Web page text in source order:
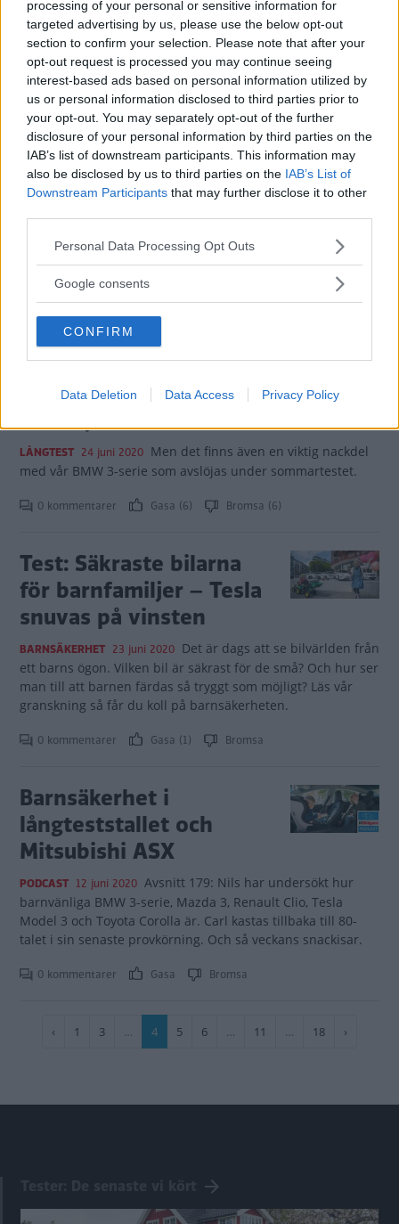
processing of your personal or sensitive information for
targeted advertising by us, please use the below opt-out
section to confirm your selection. Please note that after your
opt-out request is processed you may continue seeing
interest-based ads based on personal information utilized by
us or personal information disclosed to third parties prior to
your opt-out. You may separately opt-out of the further
disclosure of your personal information by third parties on the
IAB’s list of downstream participants. This information may
also be disclosed by us to third parties on the IAB’s List of
Downstream Participants that may further disclose it to other
Please note that this website/app uses one or more Google
not limited to your visit or usage behaviour. You may click to
use your data for below specified purposes in below Google
consent section.
Personal Data Processing Opt Outs
Google consents
CONFIRM
Data Deletion Data Access Privacy Policy
XC40 (2020)
LJUS 7 juli 2020 Så bra är ljuset i laddhybridsuvarna.
0 kommentarer Gasa Bromsa
Test av
klimatanläggningar i
sommarvärmen – Tesla
överraskar
LÅNGTEST 26 juni 2020 Sommarsolen innebär att det snabbt
kan bli outhärdligt varmt i bilen. Vårt test av fem
klimatanläggningar visar stora skillnader i hur effektiva och
snabba de är.
0 kommentarer
”Det här är långtestets
klart tystaste bil”
LÅNGTEST 24 juni 2020 Men det finns även en viktig nackdel
med vår BMW 3-serie som avslöjas under sommartestet.
0 kommentarer Gasa (6) Bromsa (6)
Test: Säkraste bilarna
för barnfamiljer – Tesla
snuvas på vinsten
BARNSÄKERHET 23 juni 2020 Det är dags att se bilvärlden från
ett barns ögon. Vilken bil är säkrast för de små? Och hur ser
man till att barnen färdas så tryggt som möjligt? Läs vår
granskning så får du koll på barnsäkerheten.
0 kommentarer Gasa (1) Bromsa
Barnsäkerhet i
långteststallet och
Mitsubishi ASX
PODCAST 12 juni 2020 Avsnitt 179: Nils har undersökt hur
barnvänliga BMW 3-serie, Mazda 3, Renault Clio, Tesla
Model 3 och Toyota Corolla är. Carl kastas tillbaka till 80-
talet i sin senaste provkörning. Och så veckans snackisar.
0 kommentarer Gasa Bromsa
Paginering
Föregående
‹ Sida
1 Sida
3 …
Nuvarande
4 Sida
5 Sida
6 … Sida
11 … Sida
18
Nästa
›